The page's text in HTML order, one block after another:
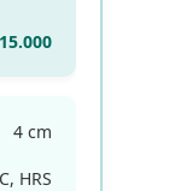
4 cm
HRS